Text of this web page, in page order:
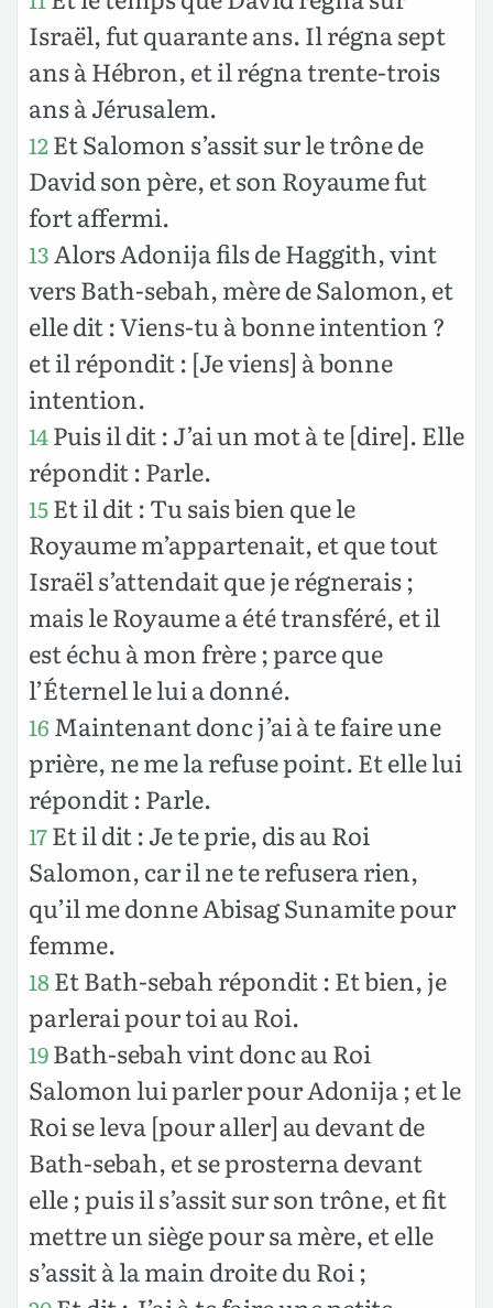
Israël, fut quarante ans. Il régna sept
ans à Hébron, et il régna trente-trois
ans à Jérusalem.
12Et Salomon s’assit sur le trône de
David son père, et son Royaume fut
fort affermi.
13Alors Adonija fils de Haggith, vint
vers Bath-sebah, mère de Salomon, et
elle dit : Viens-tu à bonne intention ?
et il répondit : [Je viens] à bonne
intention.
14Puis il dit : J’ai un mot à te [dire]. Elle
répondit : Parle.
15Et il dit : Tu sais bien que le
Royaume m’appartenait, et que tout
Israël s’attendait que je régnerais ;
mais le Royaume a été transféré, et il
est échu à mon frère ; parce que
l’Éternel le lui a donné.
16 Maintenant donc j’ai à te faire une
prière, ne me la refuse point. Et elle lui
répondit : Parle.
17Et il dit : Je te prie, dis au Roi
Salomon, car il ne te refusera rien,
qu’il me donne Abisag Sunamite pour
femme.
18Et Bath-sebah répondit : Et bien, je
parlerai pour toi au Roi.
19Bath-sebah vint donc au Roi
Salomon lui parler pour Adonija ; et le
Roi se leva [pour aller] au devant de
Bath-sebah, et se prosterna devant
elle ; puis il s’assit sur son trône, et fit
mettre un siège pour sa mère, et elle
s’assit à la main droite du Roi ;